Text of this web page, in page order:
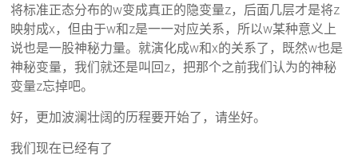
将标准正态分布的w变成真正的隐变量z，后面几层才是将z
映射成x，但由于w和z是一一对应关系，所以w某种意义上
说也是一股神秘力量。就演化成w和x的关系了，既然w也是
神秘变量，我们就还是叫回z，把那个之前我们认为的神秘
变量z忘掉吧。
好，更加波澜壮阔的历程要开始了，请坐好。
我们现在已经有了